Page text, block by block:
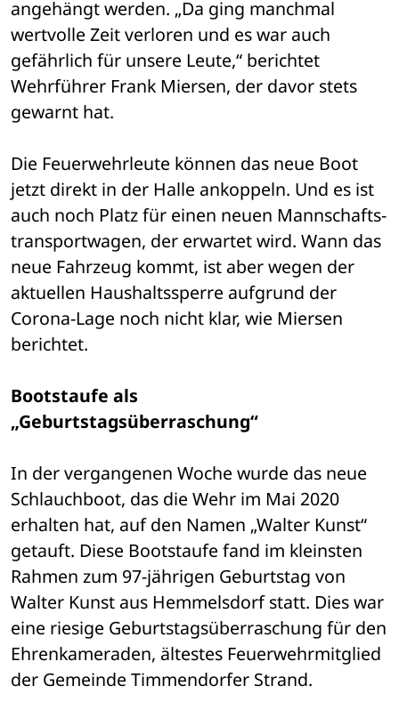
angehängt werden. „Da ging manchmal
wertvolle Zeit verloren und es war auch
gefährlich für unsere Leute,“ berichtet
Wehrführer Frank Miersen, der davor stets
gewarnt hat.
Die Feuerwehrleute können das neue Boot
jetzt direkt in der Halle ankoppeln. Und es ist
auch noch Platz für einen neuen Mannschafts­
transportwagen, der erwartet wird. Wann das
neue Fahrzeug kommt, ist aber wegen der
aktuellen Haushaltssperre aufgrund der
Corona-Lage noch nicht klar, wie Miersen
berichtet.
Bootstaufe als
„Geburtstagsüberraschung“
In der vergangenen Woche wurde das neue
Schlauchboot, das die Wehr im Mai 2020
erhalten hat, auf den Namen „Walter Kunst“
getauft. Diese Bootstaufe fand im kleinsten
Rahmen zum 97-jährigen Geburtstag von
Walter Kunst aus Hemmelsdorf statt. Dies war
eine riesige Geburtstagsüberraschung für den
Ehrenkameraden, ältestes Feuerwehrmitglied
der Gemeinde Timmendorfer Strand.